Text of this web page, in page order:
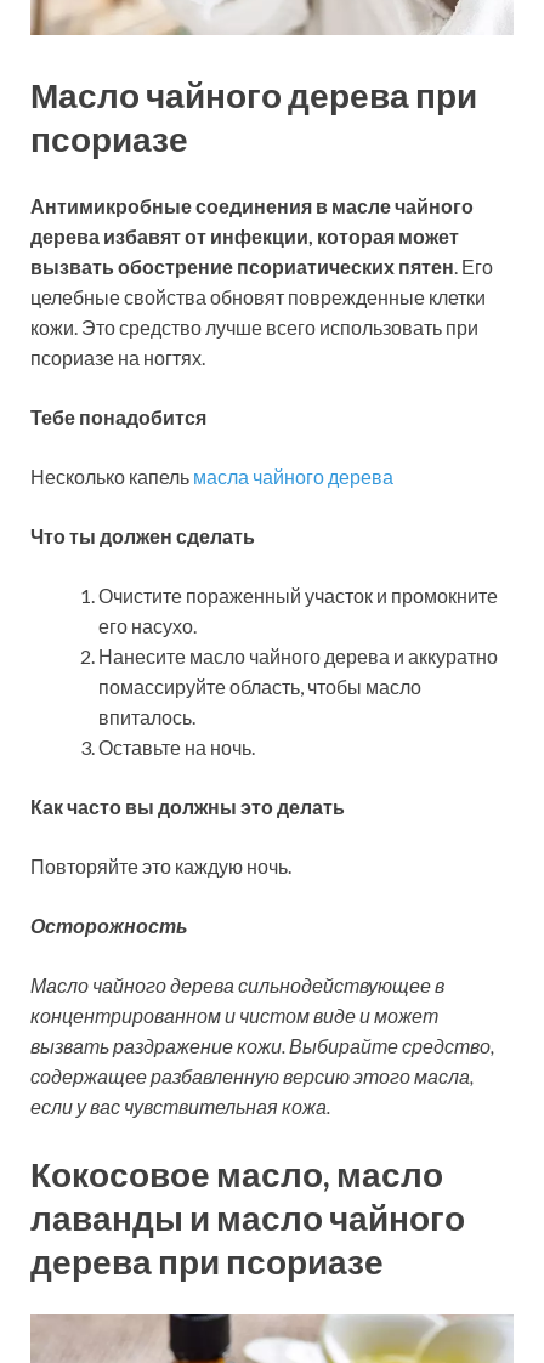
Масло чайного дерева при
псориазе
Антимикробные соединения в масле чайного
дерева избавят от инфекции, которая может
вызвать обострение псориатических пятен. Его
целебные свойства обновят поврежденные клетки
кожи. Это средство лучше всего использовать при
псориазе на ногтях.
Тебе понадобится
Несколько капель масла чайного дерева
Что ты должен сделать
Очистите пораженный участок и промокните
его насухо.
Нанесите масло чайного дерева и аккуратно
помассируйте область, чтобы масло
впиталось.
Оставьте на ночь.
Как часто вы должны это делать
Повторяйте это каждую ночь.
Осторожность
Масло чайного дерева сильнодействующее в
концентрированном и чистом виде и может
вызвать раздражение кожи. Выбирайте средство,
содержащее разбавленную версию этого масла,
если у вас чувствительная кожа.
Кокосовое масло, масло
лаванды и масло чайного
дерева при псориазе